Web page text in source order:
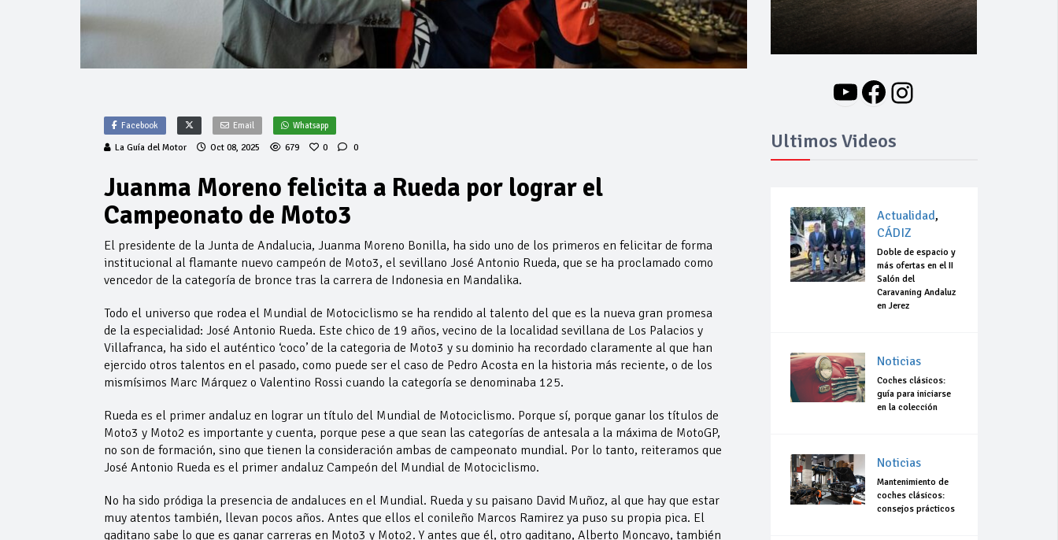
Facebook Email Whatsapp
La Guía del Motor Oct 08, 2025 679 0 0
Juanma Moreno felicita a Rueda por lograr el
Campeonato de Moto3
El presidente de la Junta de Andalucia, Juanma Moreno Bonilla, ha sido uno de los primeros en felicitar de forma
institucional al flamante nuevo campeón de Moto3, el sevillano José Antonio Rueda, que se ha proclamado como
vencedor de la categoría de bronce tras la carrera de Indonesia en Mandalika.
Todo el universo que rodea el Mundial de Motociclismo se ha rendido al talento del que es la nueva gran promesa
de la especialidad: José Antonio Rueda. Este chico de 19 años, vecino de la localidad sevillana de Los Palacios y
Villafranca, ha sido el auténtico ‘coco’ de la categoria de Moto3 y su dominio ha recordado claramente al que han
ejercido otros talentos en el pasado, como puede ser el caso de Pedro Acosta en la historia más reciente, o de los
mismísimos Marc Márquez o Valentino Rossi cuando la categoría se denominaba 125.
Rueda es el primer andaluz en lograr un título del Mundial de Motociclismo. Porque sí, porque ganar los títulos de
Moto3 y Moto2 es importante y cuenta, porque pese a que sean las categorías de antesala a la máxima de MotoGP,
no son de formación, sino que tienen la consideración ambas de campeonato mundial. Por lo tanto, reiteramos que
José Antonio Rueda es el primer andaluz Campeón del Mundial de Motociclismo.
No ha sido pródiga la presencia de andaluces en el Mundial. Rueda y su paisano David Muñoz, al que hay que estar
muy atentos también, llevan pocos años. Antes que ellos el conileño Marcos Ramirez ya puso su propia pica. El
gaditano sabe lo que es ganar carreras en Moto3 y Moto2. Y antes que él, otro gaditano, Alberto Moncayo, también
YouTube
Facebook
Instagram
Ultimos Videos
Actualidad,
CÁDIZ
Doble de espacio y
más ofertas en el II
Salón del
Caravaning Andaluz
en Jerez
Noticias
Coches clásicos:
guía para iniciarse
en la colección
Noticias
Mantenimiento de
coches clásicos:
consejos prácticos